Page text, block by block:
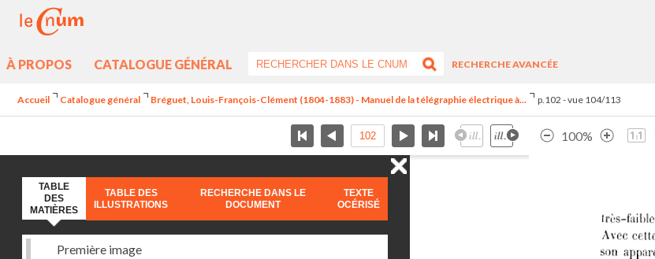
À PROPOS CATALOGUE GÉNÉRAL
RECHERCHE AVANCÉE
Accueil Catalogue général Bréguet, Louis-François-Clément (1804-1883) - Manuel de la télégraphie électrique à... p.102 - vue 104/113
100%
TABLE
DES
MATIÈRES
TABLE DES
ILLUSTRATIONS
RECHERCHE DANS LE
DOCUMENT
TEXTE
OCÉRISÉ
Première image